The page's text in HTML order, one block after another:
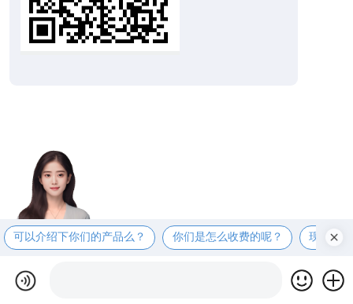
可以介绍下你们的产品么？ 你们是怎么收费的呢？ 现在有